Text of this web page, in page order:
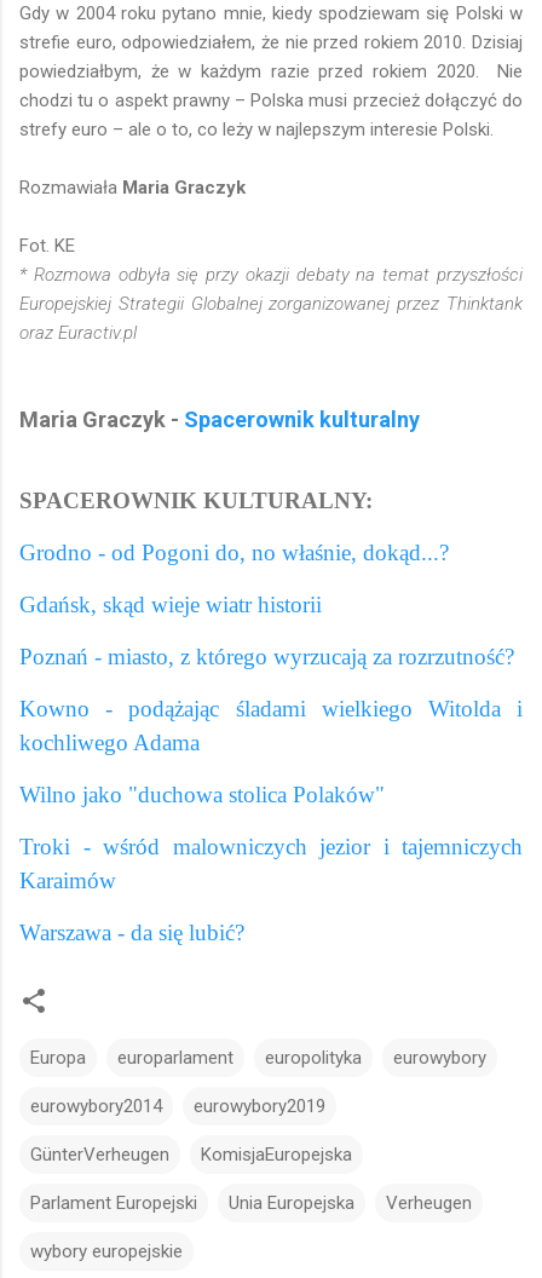
Gdy w 2004 roku pytano mnie, kiedy spodziewam się Polski w
strefie euro, odpowiedziałem, że nie przed rokiem 2010. Dzisiaj
powiedziałbym, że w każdym razie przed rokiem 2020. Nie
chodzi tu o aspekt prawny – Polska musi przecież dołączyć do
strefy euro – ale o to, co leży w najlepszym interesie Polski.
Rozmawiała Maria Graczyk
Fot. KE
* Rozmowa odbyła się przy okazji debaty na temat przyszłości
Europejskiej Strategii Globalnej zorganizowanej przez Thinktank
oraz Euractiv.pl
Maria Graczyk - Spacerownik kulturalny
SPACEROWNIK KULTURALNY:
Grodno - od Pogoni do, no właśnie, dokąd...?
Gdańsk, skąd wieje wiatr historii
Poznań - miasto, z którego wyrzucają za rozrzutność?
Kowno - podążając śladami wielkiego Witolda i
kochliwego Adama
Wilno jako "duchowa stolica Polaków"
Troki - wśród malowniczych jezior i tajemniczych
Karaimów
Warszawa - da się lubić?
Europa europarlament europolityka eurowybory
eurowybory2014 eurowybory2019
GünterVerheugen KomisjaEuropejska
Parlament Europejski Unia Europejska Verheugen
wybory europejskie